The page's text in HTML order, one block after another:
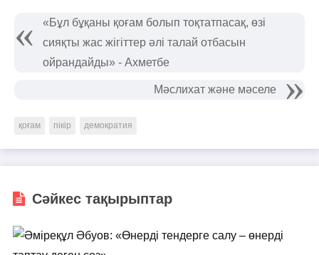
«Бұл бұқаны қоғам болып тоқтатпасақ, өзі
сияқты жас жігіттер әлі талай отбасын
ойрандайды» - Ахметбе
Мәслихат және мәселе
қоғам пікір демократия
Сәйкес тақырыптар